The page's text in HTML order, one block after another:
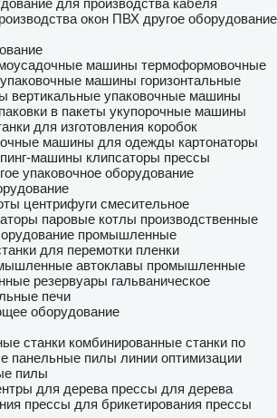
для производства кабеля
окон ПВХ другое оборудование
машины термоформовочные
машины горизонтальные
вертикальные упаковочные машины
в пакеты укупорочные машины
для изготовления коробок
машины для одежды картонаторы
машины клипсаторы прессы
упаковочное оборудование
центрифуги смесительное
паровые котлы производственные
промышленные
для перемотки пленки
автоклавы промышленные
резервуары гальваническое
печи
оборудование
станки комбинированные станки по
панельные пилы линии оптимизации
пилы
для дерева прессы для дерева
прессы для брикетирования прессы